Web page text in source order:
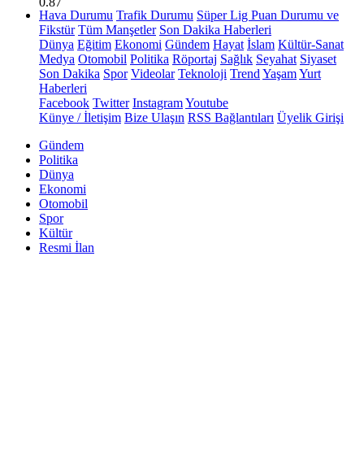
Hava Durumu Trafik Durumu Süper Lig Puan Durumu ve
Fikstür Tüm Manşetler Son Dakika Haberleri
Dünya Eğitim Ekonomi Gündem Hayat İslam Kültür-Sanat
Medya Otomobil Politika Röportaj Sağlık Seyahat Siyaset
Son Dakika Spor Videolar Teknoloji Trend YaşamYurt
Haberleri
Facebook Twitter InstagramYoutube
Künye / İletişim Bize Ulaşın RSS Bağlantıları Üyelik Girişi
Gündem
Politika
Dünya
Ekonomi
Otomobil
Spor
Kültür
Resmi İlan